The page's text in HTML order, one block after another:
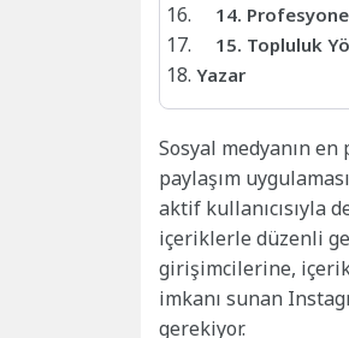
14.
15. Topluluk
Yazar
Sosyal medyanın
paylaşım
aktif kullanıcısıyla
içeriklerle düzenli
girişimcilerine,
imkanı sunan
gerekiyor.